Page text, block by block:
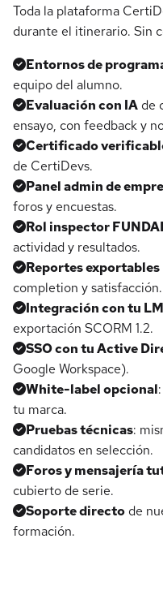
Toda la plataforma
durante el itinerario. Sin
Entornos de
equipo del alumno.
Evaluación con IA de
ensayo, con feedback y
Certificado
de CertiDevs.
Panel admin de
foros y encuestas.
Rol inspector
actividad y resultados.
Reportes exportables
completion y satisfacción.
Integración con tu
exportación SCORM 1.2.
SSO con tu Active
Google Workspace).
White-label opcional
tu marca.
Pruebas técnicas:
candidatos en selección.
Foros y mensajería
cubierto de serie.
Soporte directo de
formación.